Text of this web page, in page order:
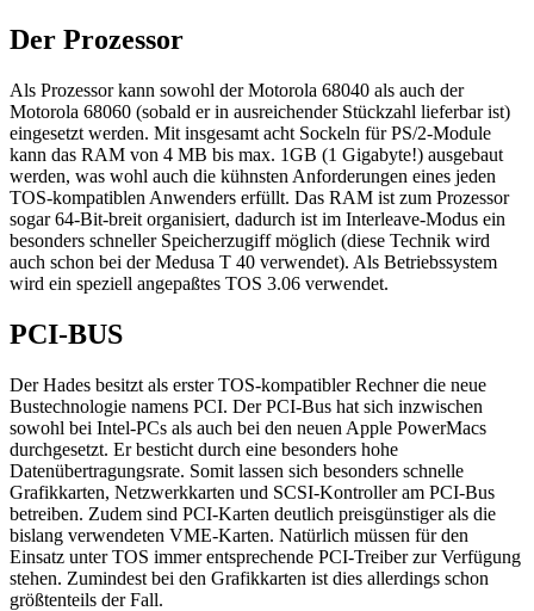
Der Prozessor
Als Prozessor kann sowohl der Motorola 68040 als auch der
Motorola 68060 (sobald er in ausreichender Stückzahl lieferbar ist)
eingesetzt werden. Mit insgesamt acht Sockeln für PS/2-Module
kann das RAM von 4 MB bis max. 1GB (1 Gigabyte!) ausgebaut
werden, was wohl auch die kühnsten Anforderungen eines jeden
TOS-kompatiblen Anwenders erfüllt. Das RAM ist zum Prozessor
sogar 64-Bit-breit organisiert, dadurch ist im Interleave-Modus ein
besonders schneller Speicherzugiff möglich (diese Technik wird
auch schon bei der Medusa T 40 verwendet). Als Betriebssystem
wird ein speziell angepaßtes TOS 3.06 verwendet.
PCI-BUS
Der Hades besitzt als erster TOS-kompatibler Rechner die neue
Bustechnologie namens PCI. Der PCI-Bus hat sich inzwischen
sowohl bei Intel-PCs als auch bei den neuen Apple PowerMacs
durchgesetzt. Er besticht durch eine besonders hohe
Datenübertragungsrate. Somit lassen sich besonders schnelle
Grafikkarten, Netzwerkkarten und SCSI-Kontroller am PCI-Bus
betreiben. Zudem sind PCI-Karten deutlich preisgünstiger als die
bislang verwendeten VME-Karten. Natürlich müssen für den
Einsatz unter TOS immer entsprechende PCI-Treiber zur Verfügung
stehen. Zumindest bei den Grafikkarten ist dies allerdings schon
größtenteils der Fall.